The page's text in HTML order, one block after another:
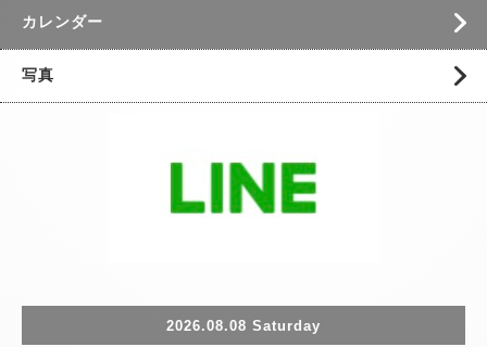
カレンダー
写真
2026.08.08 Saturday